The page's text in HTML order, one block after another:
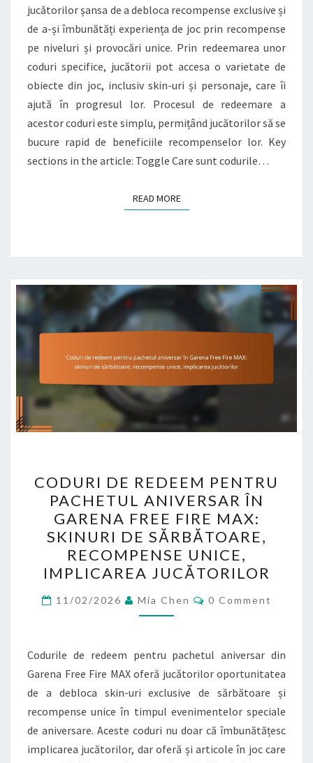
RECOMPENSE
PE
NIVELURI,
PROVOCĂRI
EXCLUSIVE,
PROGRESIA
JUCĂTORULUI
jucătorilor șansa de a debloca recompense exclusive și
de a-și îmbunătăți experiența de joc prin recompense
pe niveluri și provocări unice. Prin redeemarea unor
coduri specifice, jucătorii pot accesa o varietate de
obiecte din joc, inclusiv skin-uri și personaje, care îi
ajută în progresul lor. Procesul de redeemare a
acestor coduri este simplu, permițând jucătorilor să se
bucure rapid de beneficiile recompenselor lor. Key
sections in the article: Toggle Care sunt codurile…
READ MOREREAD MORE
DE
REDEEM
PENTRU
PACHETUL
ANIVERSAR
ÎN
GARENA
FREE
MAX:
SKINURI
DE
SĂRBĂTOARE,
RECOMPENSE
UNICE,
CODURI DE REDEEM PENTRU
PACHETUL ANIVERSAR ÎN
GARENA FREE FIRE MAX:
SKINURI DE SĂRBĂTOARE,
RECOMPENSE UNICE,
IMPLICAREA JUCĂTORILOR
11/02/2026 Mia Chen Comments
0 Comment
Codurile de redeem pentru pachetul aniversar din
Garena Free Fire MAX oferă jucătorilor oportunitatea
de a debloca skin-uri exclusive de sărbătoare și
recompense unice în timpul evenimentelor speciale
de aniversare. Aceste coduri nu doar că îmbunătățesc
implicarea jucătorilor, dar oferă și articole în joc care